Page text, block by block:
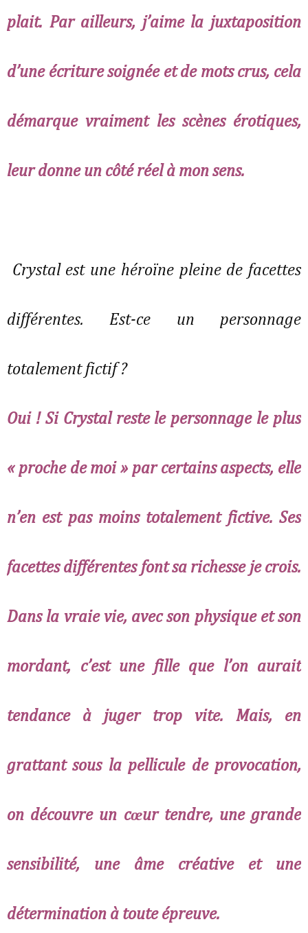
plait. Par ailleurs, j’aime la juxtaposition
d’une écriture soignée et de mots crus, cela
démarque vraiment les scènes érotiques,
leur donne un côté réel à mon sens.
Crystal est une héroïne pleine de facettes
différentes. Est-ce un personnage
totalement fictif ?
Oui ! Si Crystal reste le personnage le plus
« proche de moi » par certains aspects, elle
n’en est pas moins totalement fictive. Ses
facettes différentes font sa richesse je crois.
Dans la vraie vie, avec son physique et son
mordant, c’est une fille que l’on aurait
tendance à juger trop vite. Mais, en
grattant sous la pellicule de provocation,
on découvre un cœur tendre, une grande
sensibilité, une âme créative et une
détermination à toute épreuve.